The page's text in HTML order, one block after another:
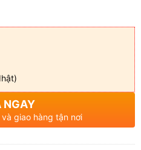
NGAY
giao hàng tận nơi